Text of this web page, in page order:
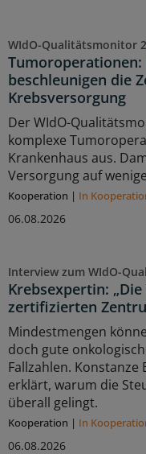
WIdO-Qualitätsmonitor
beschleunigen die
Krebsversorgung
Der WIdO-
komplexe
Krankenhaus aus.
Versorgung auf
Kooperation | In
06.08.2026
Interview zum WIdO-
Krebsexpertin:
zertifizierten
Mindestmengen
doch gute
Fallzahlen. Konstanze
erklärt, warum die
überall gelingt.
Kooperation | In
06.08.2026